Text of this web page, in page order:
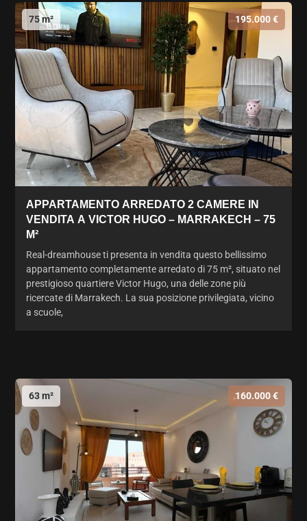
75 m² 195.000 €
APPARTAMENTO ARREDATO 2 CAMERE IN
VENDITA A VICTOR HUGO – MARRAKECH – 75
M²
Real-dreamhouse ti presenta in vendita questo bellissimo
appartamento completamente arredato di 75 m², situato nel
prestigioso quartiere Victor Hugo, una delle zone più
ricercate di Marrakech. La sua posizione privilegiata, vicino
a scuole,
63 m² 160.000 €